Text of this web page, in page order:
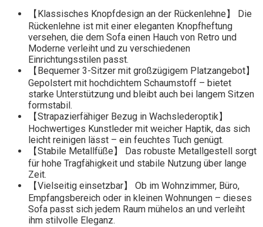
【Klassisches Knopfdesign an der Rückenlehne】 Die
Rückenlehne ist mit einer eleganten Knopfheftung
versehen, die dem Sofa einen Hauch von Retro und
Moderne verleiht und zu verschiedenen
Einrichtungsstilen passt.
【Bequemer 3-Sitzer mit großzügigem Platzangebot】
Gepolstert mit hochdichtem Schaumstoff – bietet
starke Unterstützung und bleibt auch bei langem Sitzen
formstabil.
【Strapazierfähiger Bezug in Wachslederoptik】
Hochwertiges Kunstleder mit weicher Haptik, das sich
leicht reinigen lässt – ein feuchtes Tuch genügt.
【Stabile Metallfüße】 Das robuste Metallgestell sorgt
für hohe Tragfähigkeit und stabile Nutzung über lange
Zeit.
【Vielseitig einsetzbar】 Ob im Wohnzimmer, Büro,
Empfangsbereich oder in kleinen Wohnungen – dieses
Sofa passt sich jedem Raum mühelos an und verleiht
ihm stilvolle Eleganz.